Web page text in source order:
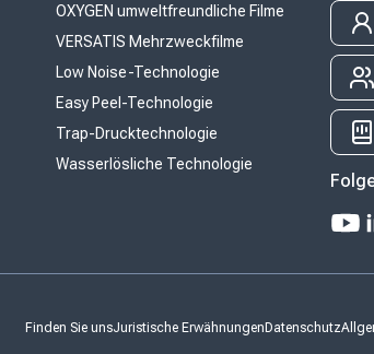
OXYGEN umweltfreundliche Filme
VERSATIS Mehrzweckfilme
Low Noise-Technologie
Easy Peel-Technologie
Trap-Drucktechnologie
Wasserlösliche Technologie
Finden Sie unsJuristische Erwähnungen Datenschutz